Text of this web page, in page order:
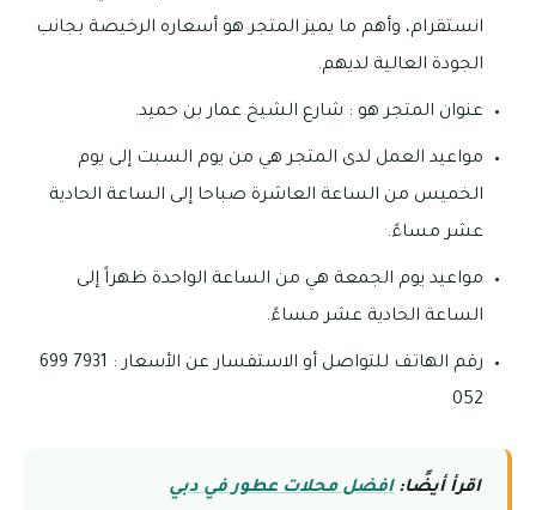
انستقرام، وأهم ما يميز المتجر هو أسعاره الرخيصة بجانب
الجودة العالية لديهم.
عنوان المتجر هو : شارع الشيخ عمار بن حميد.
مواعيد العمل لدى المتجر هي من يوم السبت إلى يوم
الخميس من الساعة العاشرة صباحا إلى الساعة الحادية
عشر مساءً.
مواعيد يوم الجمعة هي من الساعة الواحدة ظهراً إلى
الساعة الحادية عشر مساءً.
رقم الهاتف للتواصل أو الاستفسار عن الأسعار : 7931 699
052
اقرأ أيضًا:افضل محلات عطور في دبي